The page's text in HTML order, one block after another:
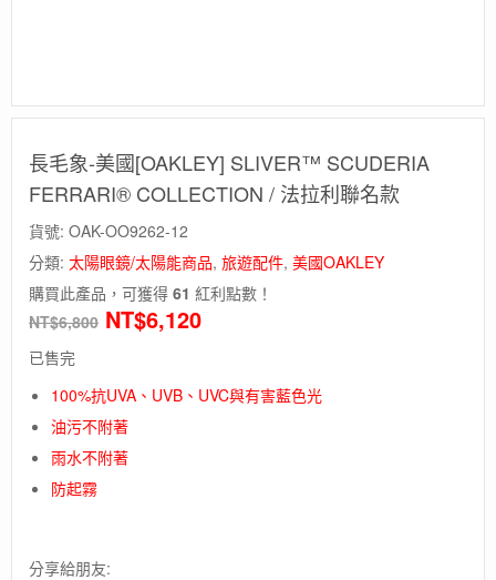
長毛象-美國[OAKLEY] SLIVER™ SCUDERIA
FERRARI® COLLECTION / 法拉利聯名款
貨號: OAK-OO9262-12
分類: 太陽眼鏡/太陽能商品, 旅遊配件, 美國OAKLEY
購買此產品，可獲得 61 紅利點數！
NT$6,800 NT$6,120
已售完
100%抗UVA、 UVB、 UVC與有害藍色光
油污不附著
雨水不附著
防起霧
分享給朋友: